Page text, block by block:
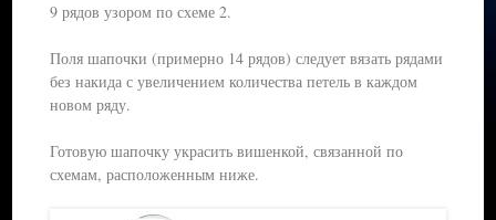
9 рядов узором по схеме 2.
Поля шапочки (примерно 14 рядов) следует вязать рядами
без накида с увеличением количества петель в каждом
новом ряду.
Готовую шапочку украсить вишенкой, связанной по
схемам, расположенным ниже.